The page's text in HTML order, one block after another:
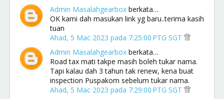
Admin Masalahgearbox berkata…
OK kami dah masukan link yg baru..terima kasih
tuan
Ahad, 5 Mac 2023 pada 7:25:00 PTG SGT
Admin Masalahgearbox berkata…
Road tax mati takpe masih boleh tukar nama.
Tapi kalau dah 3 tahun tak renew, kena buat
inspection Puspakom sebelum tukar nama.
Ahad, 5 Mac 2023 pada 7:29:00 PTG SGT